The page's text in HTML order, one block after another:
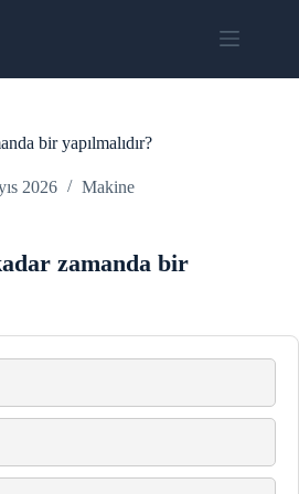
bir yapılmalıdır?
2026 Makine
zamanda bir